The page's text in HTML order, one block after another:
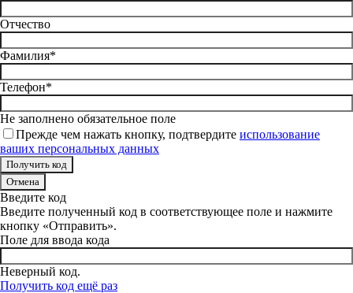
Отчество
Фамилия*
Телефон*
Не заполнено обязательное поле
Прежде чем нажать кнопку, подтвердите использование
ваших персональных данных
Отмена
Введите код
Введите полученный код в соответствующее поле и нажмите
кнопку «Отправить».
Поле для ввода кода
Неверный код.
Получить код ещё раз